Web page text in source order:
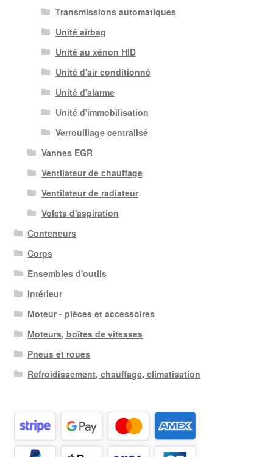
Transmissions automatiques
Unité airbag
Unité au xénon HID
Unité d'air conditionné
Unité d'alarme
Unité d'immobilisation
Verrouillage centralisé
Vannes EGR
Ventilateur de chauffage
Ventilateur de radiateur
Volets d'aspiration
Conteneurs
Corps
Ensembles d'outils
Intérieur
Moteur - pièces et accessoires
Moteurs, boîtes de vitesses
Pneus et roues
Refroidissement, chauffage, climatisation